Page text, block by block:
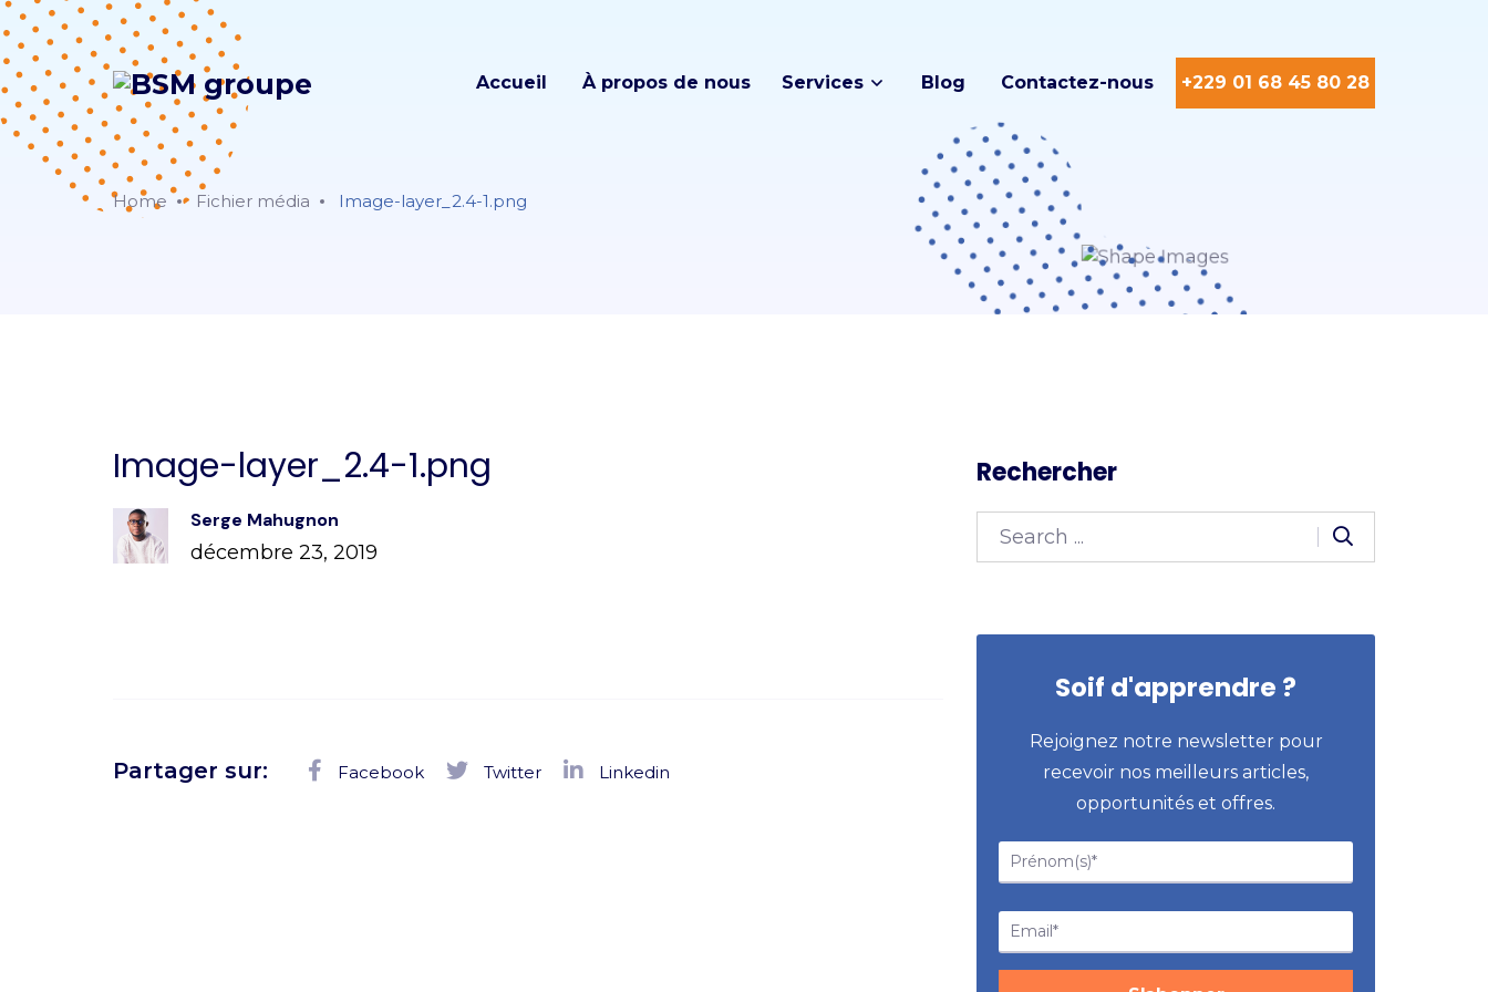
Accueil À propos de nous Services Blog Contactez-nous +229 01 68 45 80 28
Home Fichier média Image-layer_2.4-1.png
Image-layer_2.4-1.png
Serge Mahugnon
décembre 23, 2019
Partager sur: Facebook Twitter Linkedin
Rechercher
Soif d'apprendre ?
Rejoignez notre newsletter pour
recevoir nos meilleurs articles,
opportunités et offres.